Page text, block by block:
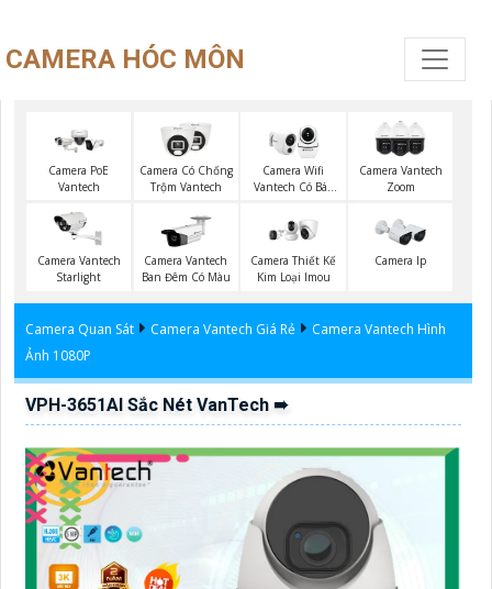
CAMERA HÓC MÔN
Camera PoE
Vantech
Camera Có Chống
Trộm Vantech
Camera Wifi
Vantech Có Báo
Camera Vantech
Zoom
Camera Vantech
Starlight
Camera Vantech
Ban Đêm Có Màu
Camera Thiết Kế
Kim Loại Imou
Camera Ip
Camera Quan Sát Camera Vantech Giá Rẻ
Camera Vantech Hình
Ảnh 1080P
VPH-3651AI Sắc Nét VanTech ➠